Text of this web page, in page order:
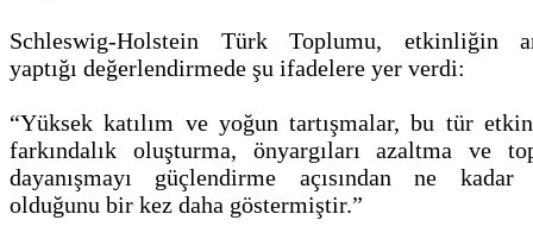
Schleswig-Holstein Türk Toplumu, etkinliğin
yaptığı değerlendirmede şu ifadelere yer verdi:
“Yüksek katılım ve yoğun tartışmalar, bu tür
farkındalık oluşturma, önyargıları azaltma ve
dayanışmayı güçlendirme açısından ne kadar
olduğunu bir kez daha göstermiştir.”